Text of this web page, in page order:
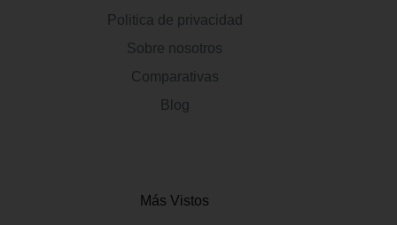
Politica de privacidad
Sobre nosotros
Comparativas
Blog
Más Vistos